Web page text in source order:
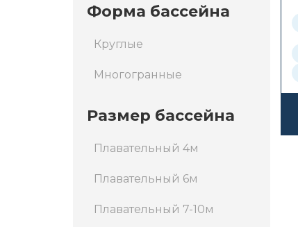
Форма бассейна
Круглые
Многогранные
Размер бассейна
Плавательный 4м
Плавательный 6м
Плавательный 7-10м